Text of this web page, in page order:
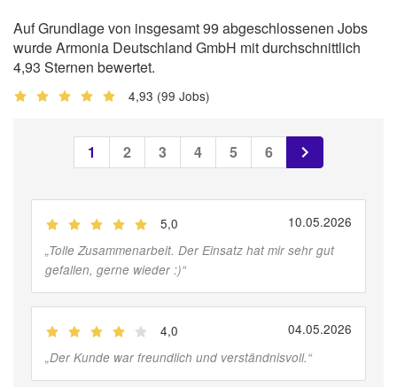
Auf Grundlage von insgesamt 99 abgeschlossenen Jobs
wurde Armonia Deutschland GmbH mit durchschnittlich
4,93 Sternen bewertet.
4,93 (99 Jobs)
1 2 3 4 5 6
5,0 10.05.2026
„Tolle Zusammenarbeit. Der Einsatz hat mir sehr gut
gefallen, gerne wieder :)“
4,0 04.05.2026
„Der Kunde war freundlich und verständnisvoll.“